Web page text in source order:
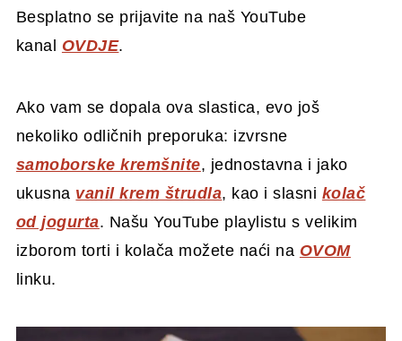
Besplatno se prijavite na naš YouTube
kanal OVDJE.
Ako vam se dopala ova slastica, evo još
nekoliko odličnih preporuka: izvrsne
samoborske kremšnite, jednostavna i jako
ukusna vanil krem štrudla, kao i slasni kolač
od jogurta. Našu YouTube playlistu s velikim
izborom torti i kolača možete naći na OVOM
linku.